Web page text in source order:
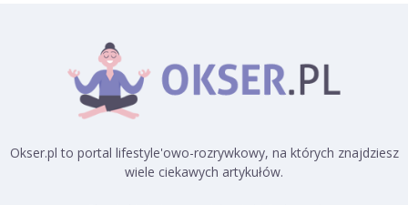
Okser.pl to portal lifestyle'owo-rozrywkowy, na których znajdziesz
wiele ciekawych artykułów.